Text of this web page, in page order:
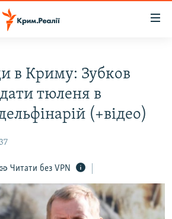
в Криму: Зубков
тюленя в
(+відео)
Читати без VPN